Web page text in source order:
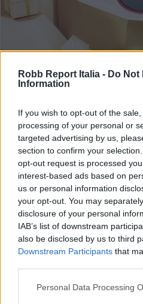
Robb Report Italia - Do Not
Information
If you wish to opt-out of the
processing of your personal or
targeted advertising by us,
section to confirm your
opt-out request is processed
interest-based ads based on
us or personal information
your opt-out. You may
disclosure of your personal
IAB’s list of downstream
also be disclosed by us to third
Downstream Participants that
Personal Data Processing
ART &
I migliori regali
amanti
DiANDREA